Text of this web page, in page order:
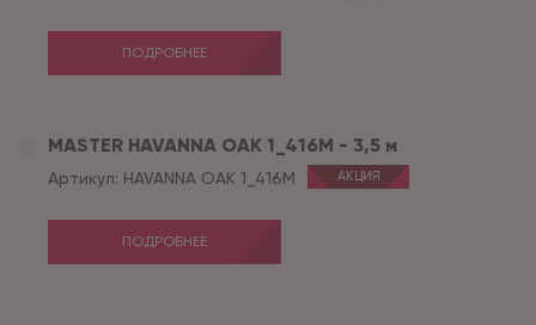
ПОДРОБНЕЕ
MASTER HAVANNA OAK 1_416M - 3,5 м
Артикул: HAVANNA OAK 1_416M АКЦИЯ
ПОДРОБНЕЕ